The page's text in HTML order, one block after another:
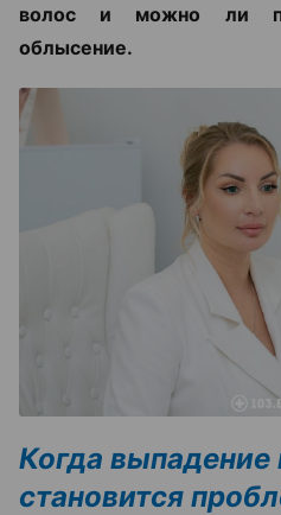
волос и можно ли
облысение.
Когда выпадение
становится